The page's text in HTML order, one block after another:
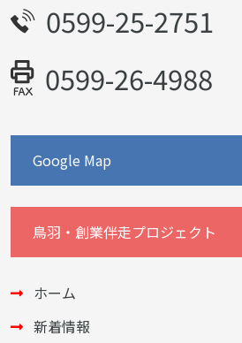
0599-25-2751
0599-26-4988
Google Map
鳥羽・創業伴走プロジェクト
ホーム
新着情報